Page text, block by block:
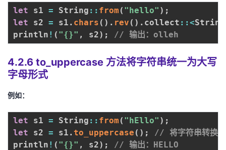
let s1 = String : : from ( "hello" ) ;
let s2 = s1 . chars ( ) . rev ( ) . collect : : <String
println ! ( "{}" , s2) ; // 输出：olleh
4.2.6 to_uppercase 方法将字符串统一为大写
字母形式
例如：
let s1 = String : : from ( "hEllo" ) ;
let s2 = s1 . to_uppercase ( ) ;
// 将字符串转换为
println ! ( "{}" , s2) ; // 输出：HELLO